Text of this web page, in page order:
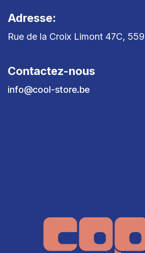
Adresse:
Rue de la Croix Limont 47C,
Contactez-nous
info@cool-store.be